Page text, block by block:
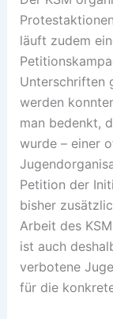
läuft zudem
Unterschriften
werden
man bedenkt,
wurde – einer
Petition der
bisher
Arbeit des
ist auch
verbotene
für die